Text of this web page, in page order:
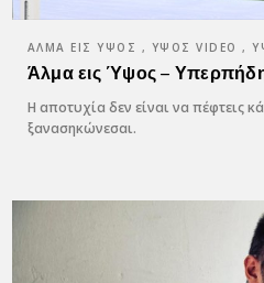
ΆΛΜΑ ΕΙΣ ΎΨΟΣ , ΥΨΟΣ VIDEO ,
Άλμα εις Ύψος –
Η αποτυχία δεν είναι να πέφτεις
ξανασηκώνεσαι.